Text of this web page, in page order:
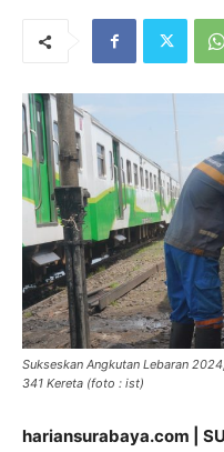
Sukseskan Angkutan Lebaran
341 Kereta (foto : ist)
hariansurabaya.com |